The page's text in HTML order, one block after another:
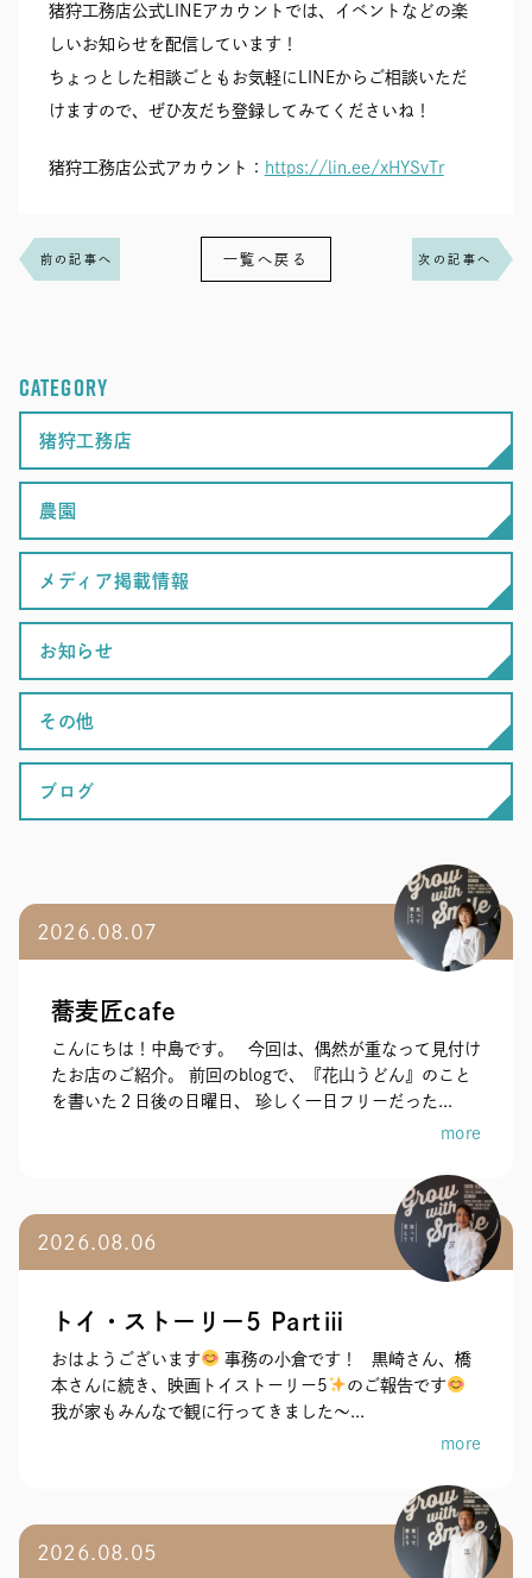
猪狩工務店公式LINEアカウントでは、イベントなどの楽
しいお知らせを配信しています！
ちょっとした相談ごともお気軽にLINEからご相談いただ
けますので、ぜひ友だち登録してみてくださいね！
猪狩工務店公式アカウント： https://lin.ee/xHYSvTr
前の記事へ 一覧へ戻る 次の記事へ
CATEGORY
猪狩工務店
農園
メディア掲載情報
お知らせ
その他
ブログ
2026.08.07
蕎麦匠cafe
こんにちは！中島です。 今回は、偶然が重なって見付け
たお店のご紹介。 前回のblogで、『花山うどん』のこと
を書いた２日後の日曜日、 珍しく一日フリーだった...
more
2026.08.06
トイ・ストーリー5 Partⅲ
おはようございます
事務の小倉です！ 黒崎さん、橋
本さんに続き、映画トイストーリー5
のご報告です
我が家もみんなで観に行ってきました～...
more
2026.08.05